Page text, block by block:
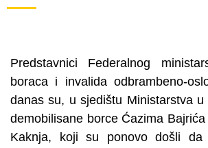
Predstavnici Federalnog
boraca i invalida odbrambeno-
danas su, u sjedištu Ministarstva u
demobilisane borce Ćazima
Kaknja, koji su ponovo došli da